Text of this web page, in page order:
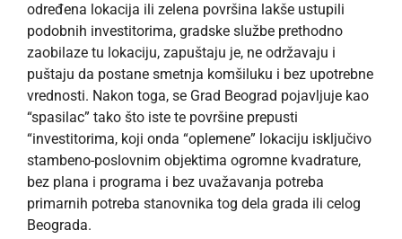
određena lokacija ili zelena površina lakše ustupili
podobnih investitorima, gradske službe prethodno
zaobilaze tu lokaciju, zapuštaju je, ne održavaju i
puštaju da postane smetnja komšiluku i bez upotrebne
vrednosti. Nakon toga, se Grad Beograd pojavljuje kao
“spasilac” tako što iste te površine prepusti
“investitorima, koji onda “oplemene” lokaciju isključivo
stambeno-poslovnim objektima ogromne kvadrature,
bez plana i programa i bez uvažavanja potreba
primarnih potreba stanovnika tog dela grada ili celog
Beograda.